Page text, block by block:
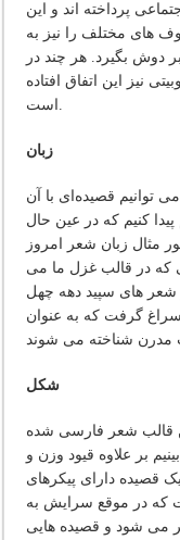
پرداخته اند و این
های مختلف را نیز به
دوش بگیرد. هر چند در
نیز این اتفاق افتاده
است.
زبان
توانیم قصیده‌ای با آن
کنیم که در عین حال
مثال زبان شعر امروز
که در قالب غزل ما می
شعر های سپید دهه چهل
سراغ گرفت که به عنوان
شکل
قالب شعر فارسی شده
بر علاوه قیود وزن و
قصیده دارای پیکرهای
که در موقع سرایش به
می شود و قصیده هایی